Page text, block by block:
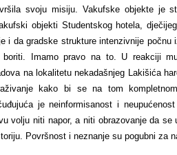
svoju misiju. Vakufske objekte je
objekti Studentskog hotela,
i da gradske strukture intenzivnije
Imamo pravo na to. U reakciji
na lokalitetu nekadašnjeg Lakišića
kako bi se na tom
je neinformisanost i
volju niti napor, a niti obrazovanje da
Površnost i neznanje su pogubni za